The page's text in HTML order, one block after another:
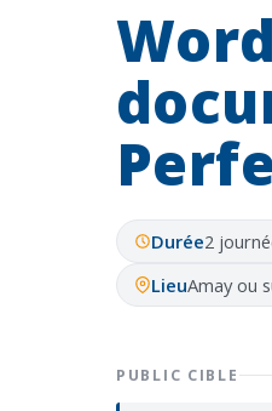
Durée2
LieuAmay ou
PUBLIC CIBLE